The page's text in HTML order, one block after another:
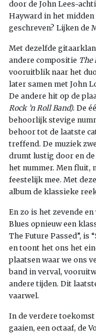
door de John Lees-
Hayward in het midden
geschreven? Lijken de
Met dezelfde
andere compositie The
vooruitblik naar het
later samen met John
De andere hit op de
Rock ’n Roll Band). De
behoorlijk stevige
behoor tot de laatste
treffend. De muziek
drumt lustig door en
het nummer. Men fluit,
feestelijk mee. Met
album de klassieke
En zo is het zevende
Blues opnieuw een
The Future Passed”, is
en toont het ons het
plaatsen waar we ons
band in verval,
andere tijden. Dit
vaarwel.
In de verdere toekomst
gaaien, een octaaf, de